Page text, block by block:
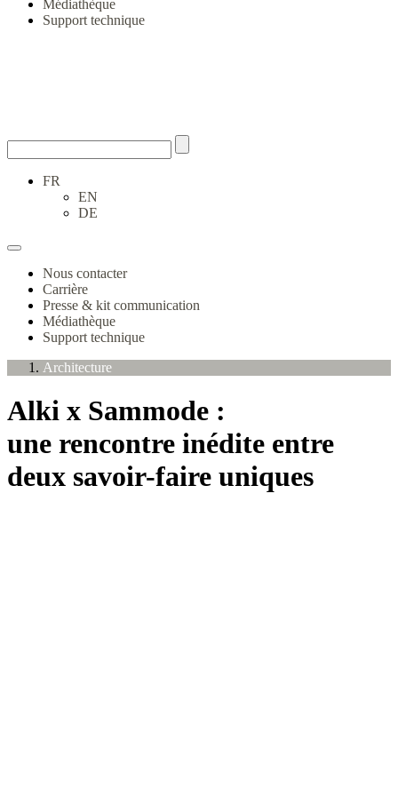
Médiathèque
Support technique
FR
EN
DE
Nous contacter
Carrière
Presse & kit communication
Médiathèque
Support technique
Architecture
Alki x Sammode :
une rencontre inédite entre
deux savoir-faire uniques